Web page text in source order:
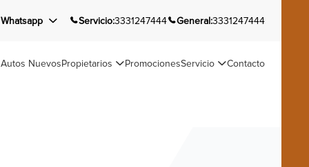
Whatsapp Servicio:3331247444 General:3331247444
Autos NuevosPropietarios PromocionesServicio Contacto